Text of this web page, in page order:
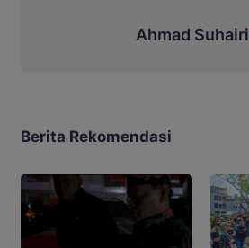
Ahmad Suhairi
Berita Rekomendasi